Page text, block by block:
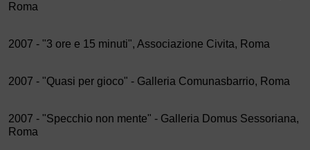
Roma
2007 - "3 ore e 15 minuti", Associazione Civita, Roma
2007 - "Quasi per gioco" - Galleria Comunasbarrio, Roma
2007 - "Specchio non mente" - Galleria Domus Sessoriana,
Roma